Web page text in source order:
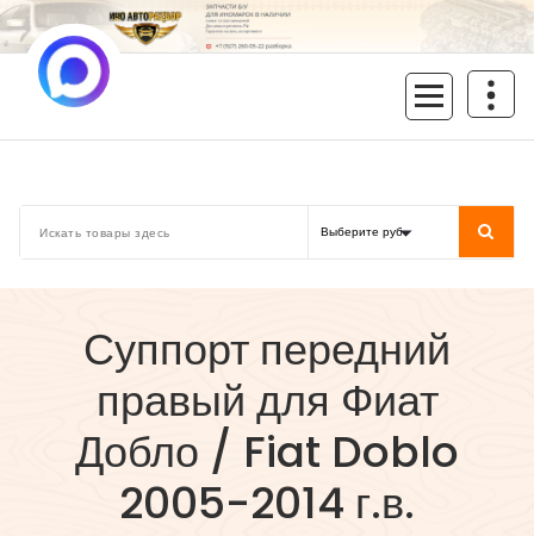
Перейти
к
содержимому
Суппорт передний
правый для Фиат
Добло / Fiat Doblo
2005-2014 г.в.